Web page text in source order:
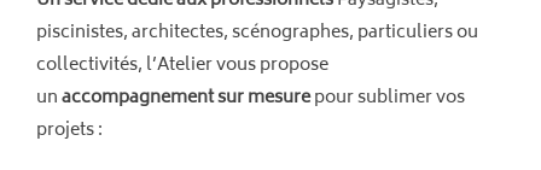
piscinistes, architectes, scénographes, particuliers ou
collectivités, l’Atelier vous propose
unaccompagnement sur mesurepour sublimer vos
projets :